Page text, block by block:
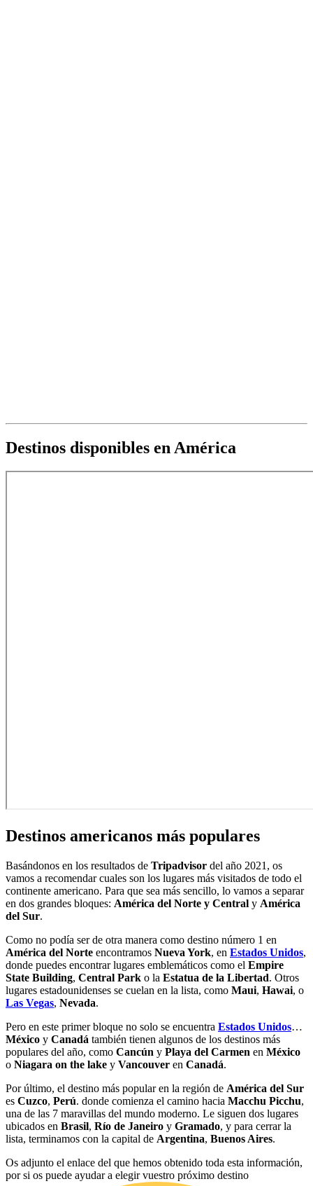
Destinos disponibles en América
Destinos americanos más populares
Basándonos en los resultados de Tripadvisor del año 2021, os
vamos a recomendar cuales son los lugares más visitados de todo el
continente americano. Para que sea más sencillo, lo vamos a separar
en dos grandes bloques: América del Norte y Central y América
del Sur.
Como no podía ser de otra manera como destino número 1 en
América del Norte encontramos Nueva York, en Estados Unidos,
donde puedes encontrar lugares emblemáticos como el Empire
State Building, Central Park o la Estatua de la Libertad. Otros
lugares estadounidenses se cuelan en la lista, como Maui, Hawai, o
Las Vegas, Nevada.
Pero en este primer bloque no solo se encuentra Estados Unidos…
México y Canadá también tienen algunos de los destinos más
populares del año, como Cancún y Playa del Carmen en México
o Niagara on the lake y Vancouver en Canadá.
Por último, el destino más popular en la región de América del Sur
es Cuzco, Perú. donde comienza el camino hacia Macchu Picchu,
una de las 7 maravillas del mundo moderno. Le siguen dos lugares
ubicados en Brasil, Río de Janeiro y Gramado, y para cerrar la
lista, terminamos con la capital de Argentina, Buenos Aires.
Os adjunto el enlace del que hemos obtenido toda esta información,
por si os puede ayudar a elegir vuestro próximo destino